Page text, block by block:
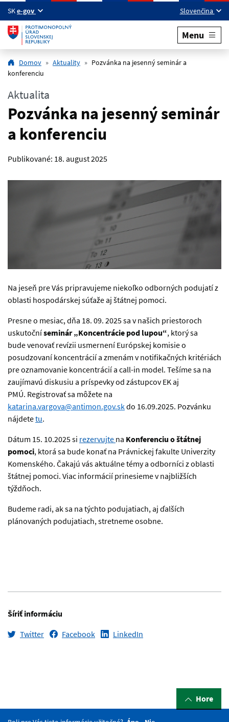
SKe-gov Slovenčina
Menu
Domov Aktuality
Pozvánka na jesenný seminár a
konferenciu
Aktualita
Pozvánka na jesenný seminár
a konferenciu
Publikované: 18. august 2025
Na jeseň pre Vás pripravujeme niekoľko odborných podujatí z
oblasti hospodárskej súťaže aj štátnej pomoci.
Presne o mesiac, dňa 18. 09. 2025 sa v našich priestoroch
uskutočníseminár „Koncentrácie pod lupou“, ktorý sa
bude venovať revízii usmernení Európskej komisie o
posudzovaní koncentrácií a zmenám v notifikačných kritériách
pre oznamovanie koncentrácií a call-in model. Tešíme sa na
zaujímavú diskusiu a príspevky od zástupcov EK aj
PMÚ. Registrovať sa môžete na
katarina.vargova@antimon.gov.skdo 16.09.2025. Pozvánku
nájdetetu.
Dátum 15. 10.2025 si rezervujte na Konferenciu o štátnej
pomoci, ktorá sa bude konať na Právnickej fakulte Univerzity
Komenského. Čakajú vás aktuálne témy a odborníci z oblasti
štátnej pomoci. Viac informácií prinesieme v najbližších
týždňoch.
Budeme radi, ak sa na týchto podujatiach, aj ďalších
plánovaných podujatiach, stretneme osobne.
Šíriť informáciu
Twitter
Facebook LinkedIn
Hore